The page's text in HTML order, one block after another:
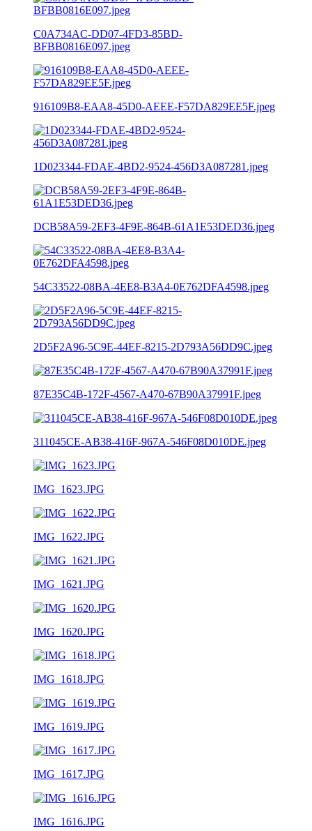
C0A734AC-DD07-4FD3-85BD-
BFBB0816E097.jpeg
916109B8-EAA8-45D0-AEEE-F57DA829EE5F.jpeg
1D023344-FDAE-4BD2-9524-456D3A087281.jpeg
DCB58A59-2EF3-4F9E-864B-61A1E53DED36.jpeg
54C33522-08BA-4EE8-B3A4-0E762DFA4598.jpeg
2D5F2A96-5C9E-44EF-8215-2D793A56DD9C.jpeg
87E35C4B-172F-4567-A470-67B90A37991F.jpeg
311045CE-AB38-416F-967A-546F08D010DE.jpeg
IMG_1623.JPG
IMG_1622.JPG
IMG_1621.JPG
IMG_1620.JPG
IMG_1618.JPG
IMG_1619.JPG
IMG_1617.JPG
IMG_1616.JPG